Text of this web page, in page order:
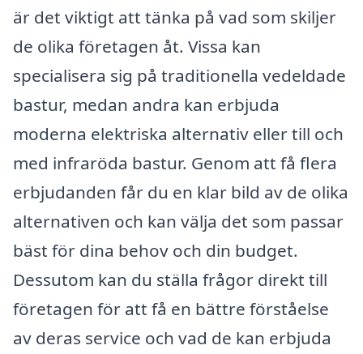
är det viktigt att tänka på vad som skiljer
de olika företagen åt. Vissa kan
specialisera sig på traditionella vedeldade
bastur, medan andra kan erbjuda
moderna elektriska alternativ eller till och
med infraröda bastur. Genom att få flera
erbjudanden får du en klar bild av de olika
alternativen och kan välja det som passar
bäst för dina behov och din budget.
Dessutom kan du ställa frågor direkt till
företagen för att få en bättre förståelse
av deras service och vad de kan erbjuda